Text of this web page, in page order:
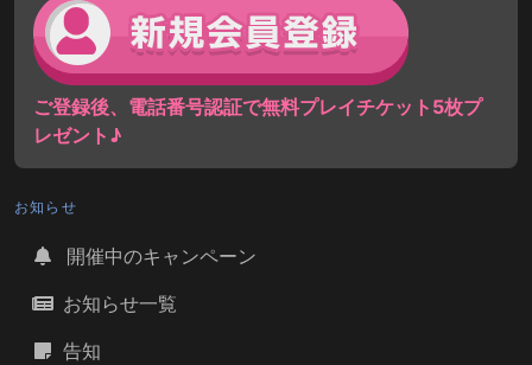
ご登録後、電話番号認証で無料プレイチケット5枚プ
レゼント♪
お知らせ
開催中のキャンペーン
お知らせ一覧
告知